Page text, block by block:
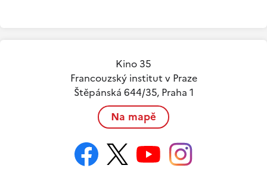
Kino 35
Francouzský institut v Praze
Štěpánská 644/35, Praha 1
Na mapě